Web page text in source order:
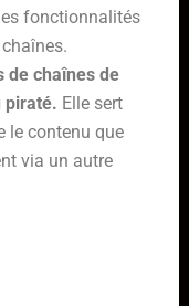
fonctionnalités
de chaînes de
piraté. Elle sert
le contenu que
via un autre